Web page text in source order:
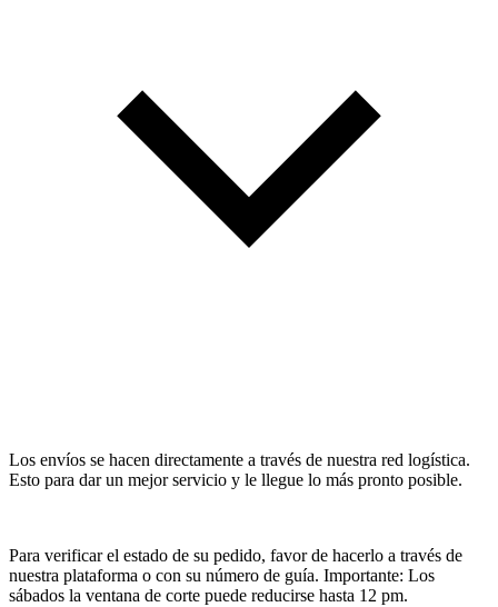
Los envíos se hacen directamente a través de nuestra red logística.
Esto para dar un mejor servicio y le llegue lo más pronto posible.
Para verificar el estado de su pedido, favor de hacerlo a través de
nuestra plataforma o con su número de guía. Importante: Los
sábados la ventana de corte puede reducirse hasta 12 pm.